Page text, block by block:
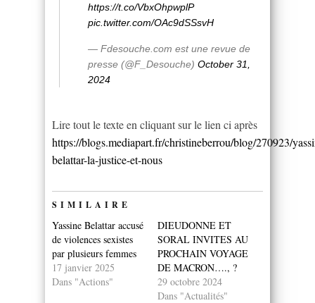
https://t.co/VbxOhpwplP
pic.twitter.com/OAc9dSSsvH
— Fdesouche.com est une revue de
presse (@F_Desouche) October 31,
2024
Lire tout le texte en cliquant sur le lien ci après
https://blogs.mediapart.fr/christineberrou/blog/270923/
belattar-la-justice-et-nous
SIMILAIRE
Yassine Belattar accusé
de violences sexistes
par plusieurs femmes
17 janvier 2025
Dans "Actions"
DIEUDONNE ET
SORAL INVITES AU
PROCHAIN VOYAGE
DE MACRON…., ?
29 octobre 2024
Dans "Actualités"